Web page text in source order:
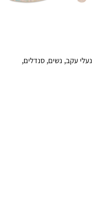
נעלי עקב, נשים, סנדלים,